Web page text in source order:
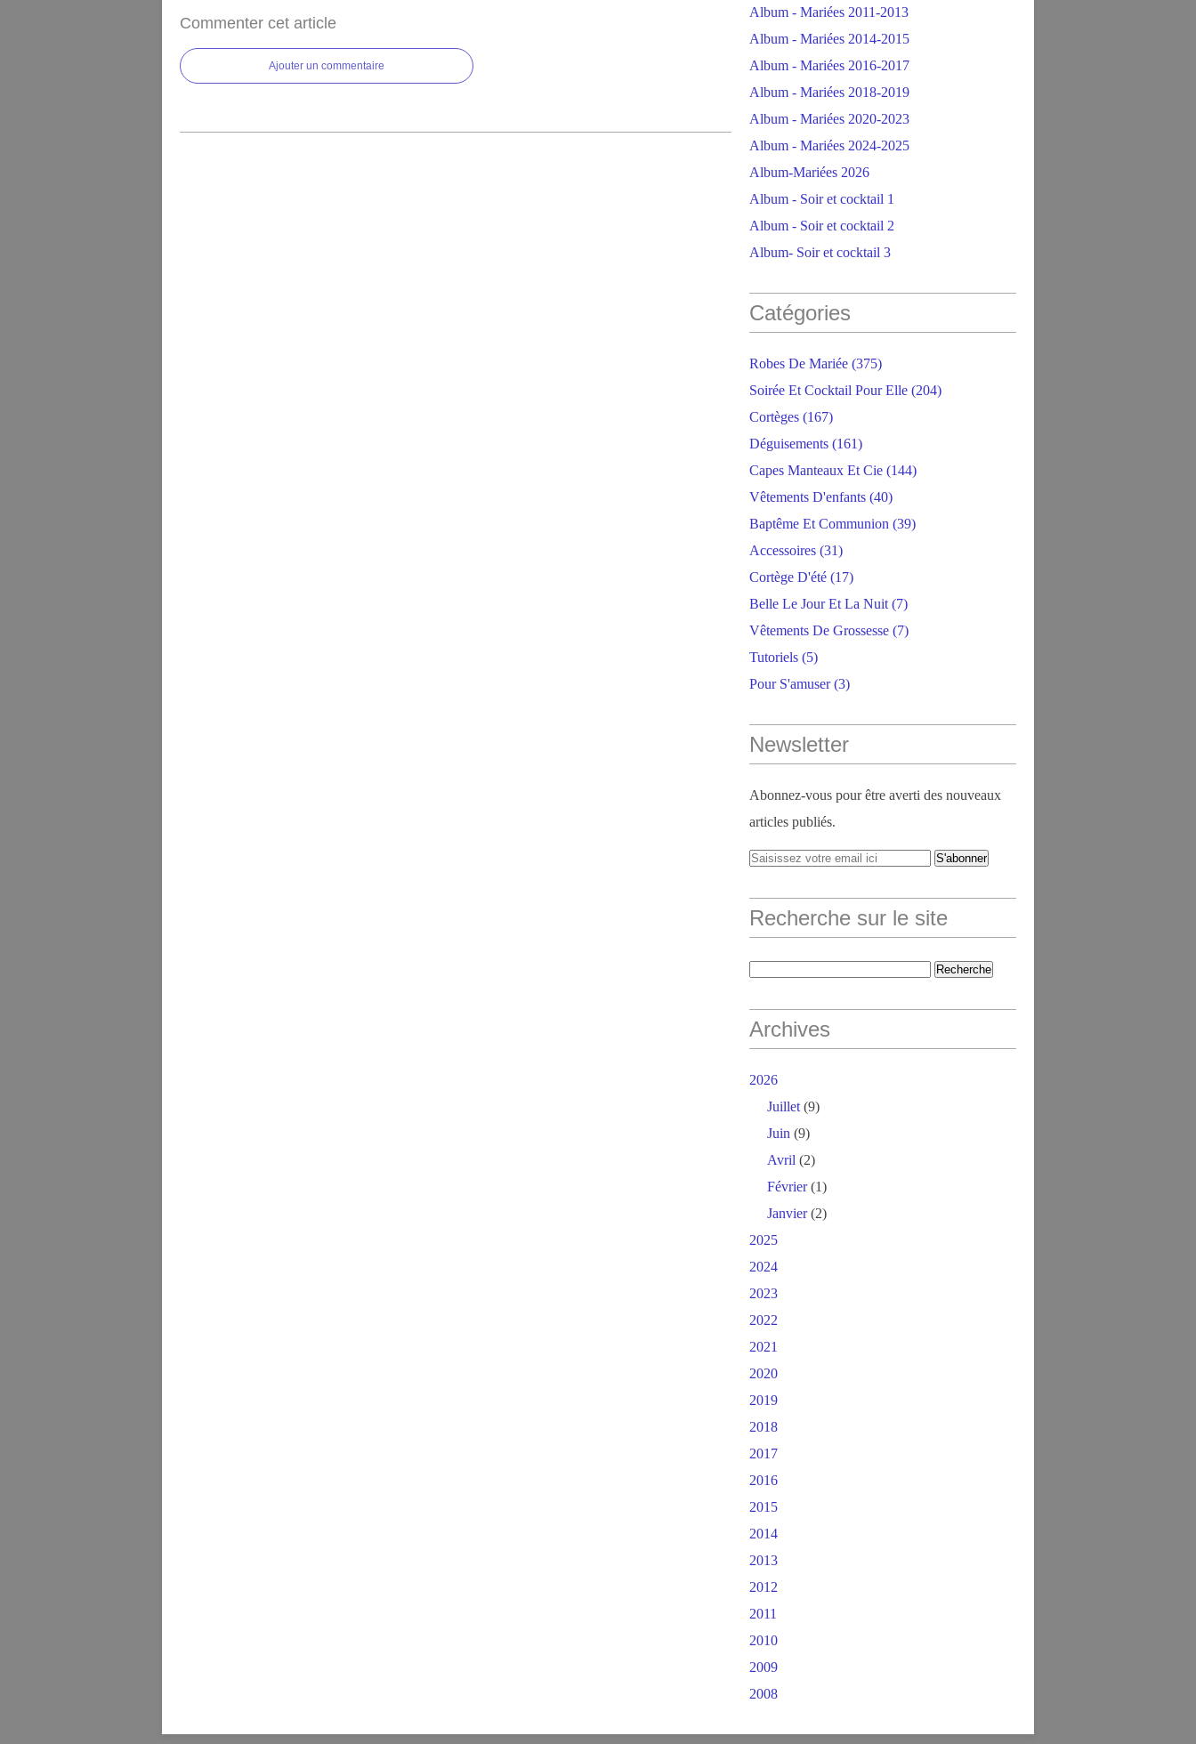
Commenter cet article
Ajouter un commentaire
Album - Mariées 2011-2013
Album - Mariées 2014-2015
Album - Mariées 2016-2017
Album - Mariées 2018-2019
Album - Mariées 2020-2023
Album - Mariées 2024-2025
Album-Mariées 2026
Album - Soir et cocktail 1
Album - Soir et cocktail 2
Album- Soir et cocktail 3
Catégories
Robes De Mariée (375)
Soirée Et Cocktail Pour Elle (204)
Cortèges (167)
Déguisements (161)
Capes Manteaux Et Cie (144)
Vêtements D'enfants (40)
Baptême Et Communion (39)
Accessoires (31)
Cortège D'été (17)
Belle Le Jour Et La Nuit (7)
Vêtements De Grossesse (7)
Tutoriels (5)
Pour S'amuser(3)
Newsletter
Abonnez-vous pour être averti des nouveaux
articles publiés.
Recherche sur le site
Archives
2026
Juillet (9)
Juin (9)
Avril (2)
Février(1)
Janvier(2)
2025
2024
2023
2022
2021
2020
2019
2018
2017
2016
2015
2014
2013
2012
2011
2010
2009
2008